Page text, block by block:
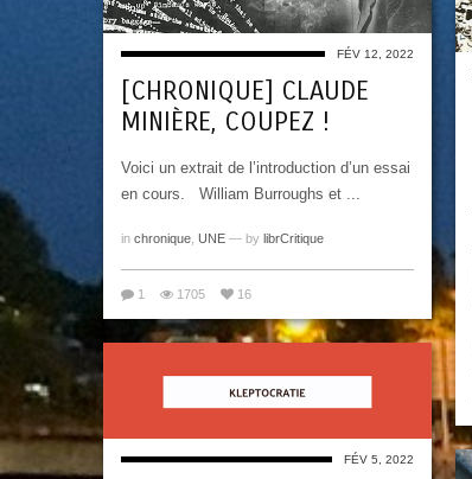
FÉV 12, 2022
[CHRONIQUE] CLAUDE
MINIÈRE, COUPEZ !
Voici un extrait de l’introduction d’un essai
en cours. William Burroughs et ...
in chronique UNE — by librCritique
1 1705 16
FÉV 5, 2022